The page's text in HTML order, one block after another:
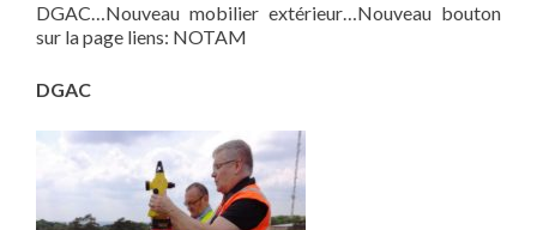
DGAC…Nouveau mobilier extérieur…Nouveau bouton
sur la page liens: NOTAM
DGAC